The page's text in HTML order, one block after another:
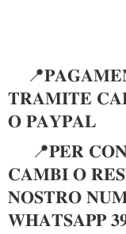
𝐓𝐑𝐀𝐌𝐈𝐓𝐄
𝐎 𝐏𝐀𝐘𝐏𝐀𝐋
📍𝐏𝐄𝐑
𝐂𝐀𝐌𝐁𝐈 𝐎
𝐍𝐎𝐒𝐓𝐑𝐎
𝐖𝐇𝐀𝐓𝐒𝐀𝐏𝐏